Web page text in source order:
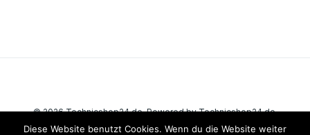
© 2026 Technicshop24.de. Powered by Technicshop24.de.
Diese Website benutzt Cookies. Wenn du die Website weiter